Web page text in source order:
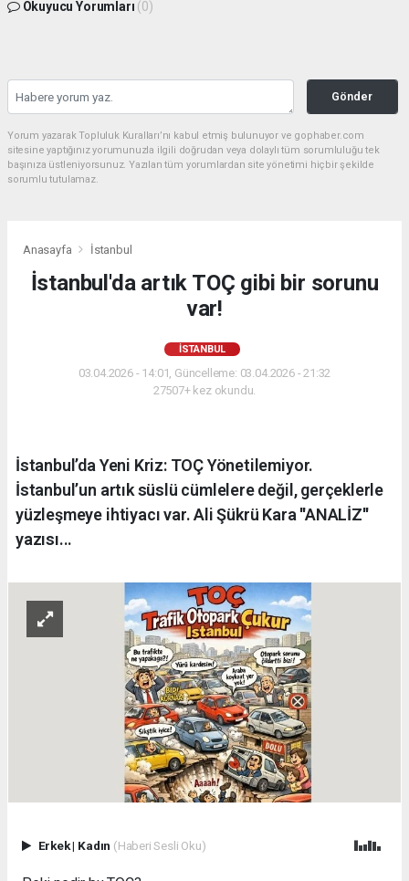
Okuyucu Yorumları (0)
Gönder
Yorum yazarak Topluluk Kuralları’nı kabul etmiş bulunuyor ve gophaber.com
sitesine yaptığınız yorumunuzla ilgili doğrudan veya dolaylı tüm sorumluluğu tek
başınıza üstleniyorsunuz. Yazılan tüm yorumlardan site yönetimi hiçbir şekilde
sorumlu tutulamaz.
Anasayfa İstanbul
İstanbul'da artık TOÇ gibi bir sorunu
var!
İSTANBUL
03.04.2026 - 14:01, Güncelleme: 03.04.2026 - 21:32
27507+ kez okundu.
İstanbul’da Yeni Kriz: TOÇ Yönetilemiyor.
İstanbul’un artık süslü cümlelere değil, gerçeklerle
yüzleşmeye ihtiyacı var. Ali Şükrü Kara ''ANALİZ''
yazısı...
Erkek| Kadın (Haberi Sesli Oku)